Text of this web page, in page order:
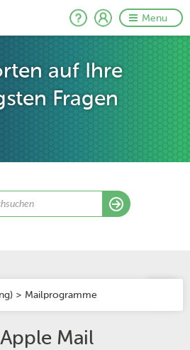
Menu
auf Ihre
Fragen
> Mailprogramme
Mail